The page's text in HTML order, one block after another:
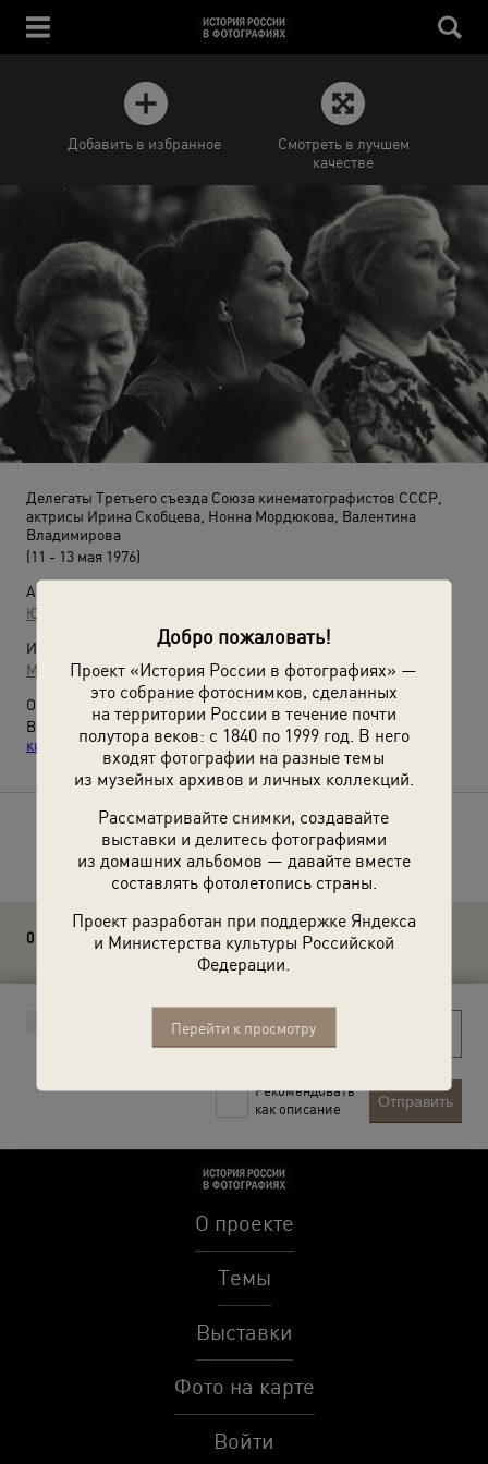
Добро пожаловать!
Проект «История России в фотографиях» —
это собрание фотоснимков, сделанных
на территории России в течение почти
полутора веков: с 1840 по 1999 год. В него
входят фотографии на разные темы
из музейных архивов и личных коллекций.
Рассматривайте снимки, создавайте
выставки и делитесь фотографиями
из домашних альбомов — давайте вместе
составлять фотолетопись страны.
Проект разработан при поддержке Яндекса
и Министерства культуры Российской
Федерации.
Перейти к просмотру
Добавить в избранное
Смотреть в лучшем
качестве
Делегаты Третьего съезда Союза кинематографистов СССР,
актрисы Ирина Скобцева, Нонна Мордюкова, Валентина
Владимирова
(11 - 13 мая 1976)
Автор:
Юрий Садовников
Источники:
МАММ / МДФ
О фотографии:
Выставка«ВГИК! ВГИК! ВГИК! 100 лет первой в мире
киношколе»с этой фотографией.
Расскажите друзьям об этом фото
0 комментариев
Рекомендовать
как описание
Отправить
О проекте
Темы
Выставки
Фото на карте
Войти